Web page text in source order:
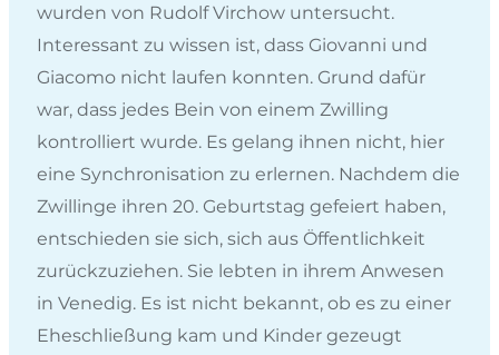
wurden von Rudolf Virchow untersucht.
Interessant zu wissen ist, dass Giovanni und
Giacomo nicht laufen konnten. Grund dafür
war, dass jedes Bein von einem Zwilling
kontrolliert wurde. Es gelang ihnen nicht, hier
eine Synchronisation zu erlernen. Nachdem die
Zwillinge ihren 20. Geburtstag gefeiert haben,
entschieden sie sich, sich aus Öffentlichkeit
zurückzuziehen. Sie lebten in ihrem Anwesen
in Venedig. Es ist nicht bekannt, ob es zu einer
Eheschließung kam und Kinder gezeugt